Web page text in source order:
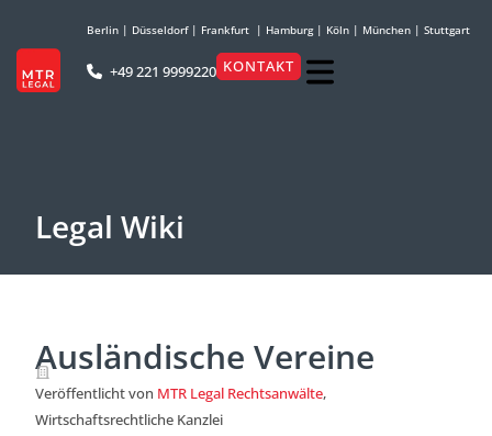
Berlin | Düsseldorf| Frankfurt | Hamburg| Köln | München | Stuttgart
+49 221 9999220 KONTAKT
Legal Wiki
Ausländische Vereine
Veröffentlicht von MTR Legal Rechtsanwälte,
Wirtschaftsrechtliche Kanzlei